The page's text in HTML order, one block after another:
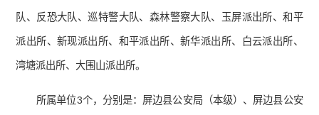
队、反恐大队、巡特警大队、森林警察大队、玉屏派出所、和平
派出所、新现派出所、和平派出所、新华派出所、白云派出所、
湾塘派出所、大围山派出所。
所属单位3个，分别是：屏边县公安局（本级）、屏边县公安